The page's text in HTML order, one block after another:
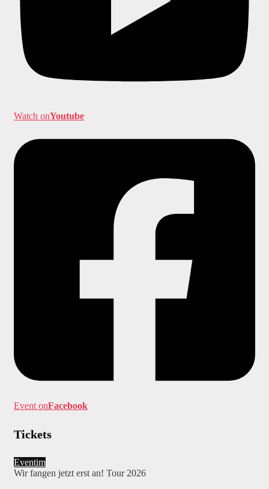
Watch onYoutube
Event onFacebook
Tickets
Eventim
Wir fangen jetzt erst an! Tour 2026